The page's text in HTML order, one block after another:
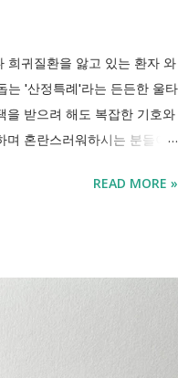
서로 다릅니다. 구분 장애인
희귀질환을 앓고 있는 환자 와
는 '산정특례'라는 든든한 울타
을 받으려 해도 복잡한 기호와
혼란스러워하시는 분들이
95%까지 국가가 대신 부담해
READ MORE »